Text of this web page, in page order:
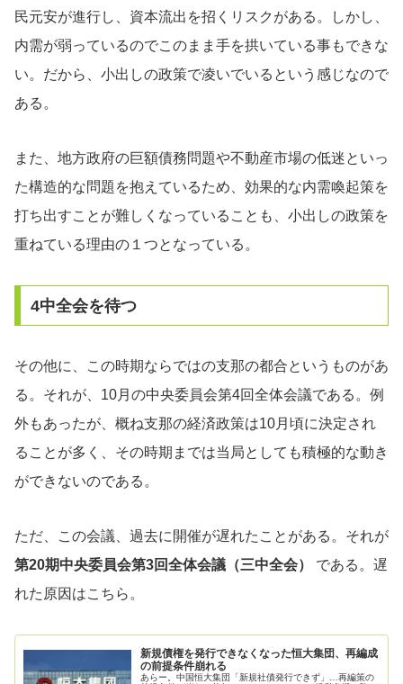
民元安が進行し、資本流出を招くリスクがある。しかし、
内需が弱っているのでこのまま手を拱いている事もできな
い。だから、小出しの政策で凌いでいるという感じなので
ある。
また、地方政府の巨額債務問題や不動産市場の低迷といっ
た構造的な問題を抱えているため、効果的な内需喚起策を
打ち出すことが難しくなっていることも、小出しの政策を
重ねている理由の１つとなっている。
4中全会を待つ
その他に、この時期ならではの支那の都合というものがあ
る。それが、10月の中央委員会第4回全体会議である。例
外もあったが、概ね支那の経済政策は10月頃に決定され
ることが多く、その時期までは当局としても積極的な動き
ができないのである。
ただ、この会議、過去に開催が遅れたことがある。それが
第20期中央委員会第3回全体会議（三中全会）
である。遅
れた原因はこちら。
新規債権を発行できなくなった恒大集団、再編成
の前提条件崩れる
あらー。中国恒大集団「新規社債発行できず」…再編策の